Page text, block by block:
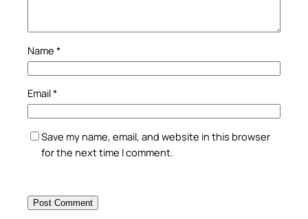
Name *
Email*
Save my name, email, and website in this browser
for the next time I comment.